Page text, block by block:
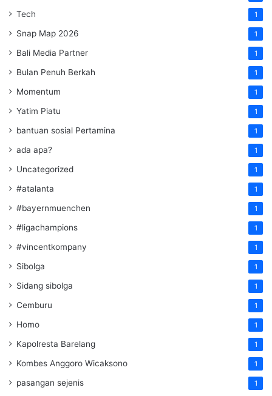
Tech 1
Snap Map 2026 1
Bali Media Partner 1
Bulan Penuh Berkah 1
Momentum 1
Yatim Piatu 1
bantuan sosial Pertamina 1
ada apa? 1
Uncategorized 1
#atalanta 1
#bayernmuenchen 1
#ligachampions 1
#vincentkompany 1
Sibolga 1
Sidang sibolga 1
Cemburu 1
Homo 1
Kapolresta Barelang 1
Kombes Anggoro Wicaksono 1
pasangan sejenis 1